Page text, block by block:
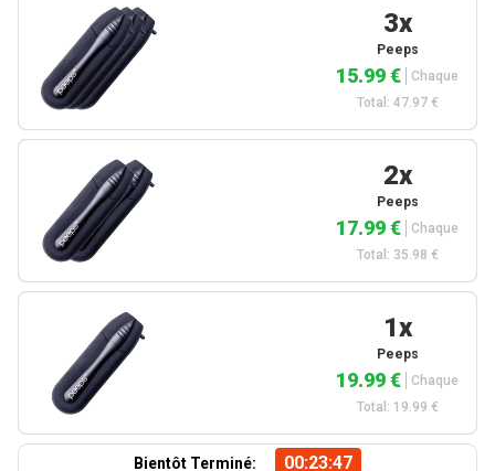
3x
Peeps
15.99 €
Chaque
Total: 47.97 €
2x
Peeps
17.99 €
Chaque
Total: 35.98 €
1x
Peeps
19.99 €
Chaque
Total: 19.99 €
Bientôt Terminé: 00:23:46